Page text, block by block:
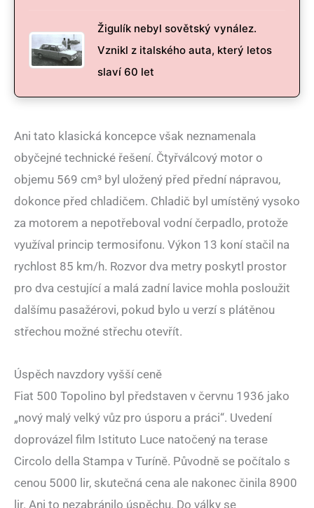
Žigulík nebyl sovětský vynález.
Vznikl z italského auta, který letos
slaví 60 let
Ani tato klasická koncepce však neznamenala
obyčejné technické řešení. Čtyřválcový motor o
objemu 569 cm³ byl uložený před přední nápravou,
dokonce před chladičem. Chladič byl umístěný vysoko
za motorem a nepotřeboval vodní čerpadlo, protože
využíval princip termosifonu. Výkon 13 koní stačil na
rychlost 85 km/h. Rozvor dva metry poskytl prostor
pro dva cestující a malá zadní lavice mohla posloužit
dalšímu pasažérovi, pokud bylo u verzí s plátěnou
střechou možné střechu otevřít.
Úspěch navzdory vyšší ceně
Fiat 500 Topolino byl představen v červnu 1936 jako
„nový malý velký vůz pro úsporu a práci“. Uvedení
doprovázel film Istituto Luce natočený na terase
Circolo della Stampa v Turíně. Původně se počítalo s
cenou 5000 lir, skutečná cena ale nakonec činila 8900
lir. Ani to nezabránilo úspěchu. Do války se